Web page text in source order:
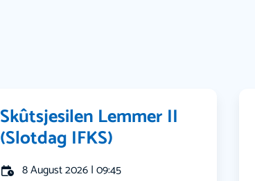
Skûtsjesilen Lemmer II
(Slotdag IFKS)
8 August 2026 | 09:45